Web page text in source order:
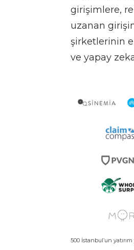
girişimlere,
uzanan
şirketlerinin
ve yapay
500 İstanbul’un